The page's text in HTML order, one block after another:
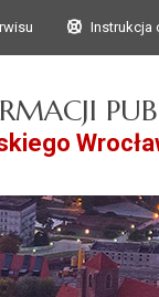
do głównego
do treściInstrukcja